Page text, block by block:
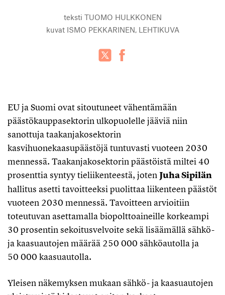
teksti TUOMO HULKKONEN
kuvat ISMO PEKKARINEN, LEHTIKUVA
EU ja Suomi ovat sitoutuneet vähentämään
päästökauppasektorin ulkopuolelle jääviä niin
sanottuja taakanjakosektorin
kasvihuonekaasupäästöjä tuntuvasti vuoteen 2030
mennessä. Taakanjakosektorin päästöistä miltei 40
prosenttia syntyy tieliikenteestä, jotenJuha Sipilän
hallitus asetti tavoitteeksi puolittaa liikenteen päästöt
vuoteen 2030 mennessä. Tavoitteen arvioitiin
toteutuvan asettamalla biopolttoaineille korkeampi
30 prosentin sekoitusvelvoite sekä lisäämällä sähkö-
ja kaasuautojen määrää 250 000 sähköautolla ja
50 000 kaasuautolla.
Yleisen näkemyksen mukaan sähkö- ja kaasuautojen